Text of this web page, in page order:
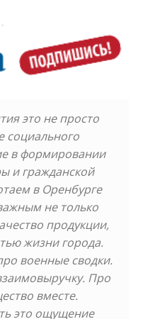
-
это не просто
социального
в формировании
и гражданской
в Оренбурге
не только
продукции,
жизни города.
военные сводки.
Про
вместе.
это ощущение